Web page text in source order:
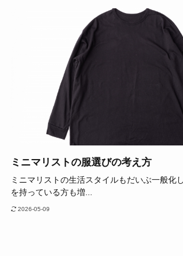
ミニマリストの服選びの考え方
ミニマリストの生活スタイルもだいぶ一般化
を持っている方も増...
2026-05-09